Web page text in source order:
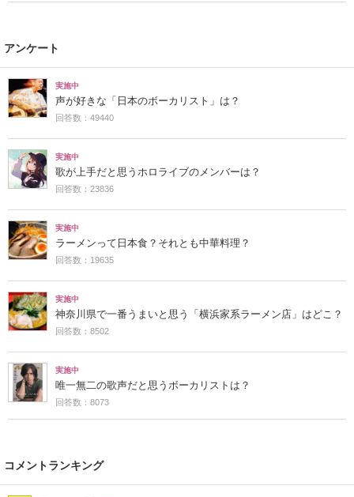
アンケート
実施中
声が好きな「日本のボーカリスト」は？
回答数：49440
実施中
歌が上手だと思うホロライブのメンバーは？
回答数：23836
実施中
ラーメンって日本食？それとも中華料理？
回答数：19635
実施中
神奈川県で一番うまいと思う「横浜家系ラーメン店」はどこ？
回答数：8502
実施中
唯一無二の歌声だと思うボーカリストは？
回答数：8073
コメントランキング